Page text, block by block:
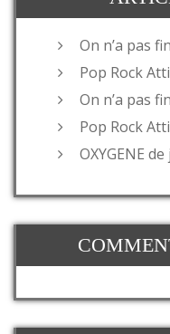
On n’a pas
Pop Rock
On n’a pas
Pop Rock
OXYGENE